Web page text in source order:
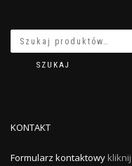
SZUKAJ
KONTAKT
Formularz kontaktowy kliknij